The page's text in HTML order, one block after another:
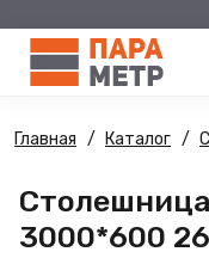
Главная Каталог
3000*600